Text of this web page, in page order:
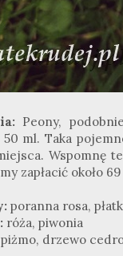
Peony,
ml. Taka
Wspomnę
zapłacić około
poranna rosa,
róża, piwonia
piżmo, drzewo